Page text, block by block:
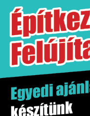
További információk
Tömeg
Értékesítési egység
Kiszerelés